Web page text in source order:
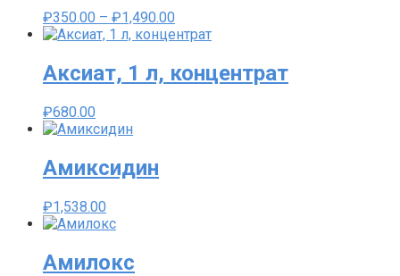
₽350.00 – ₽1,490.00
цен:
–
₽1,490.00
Аксиат, 1 л, концентрат
₽680.00
Амиксидин
₽1,538.00
Амилокс